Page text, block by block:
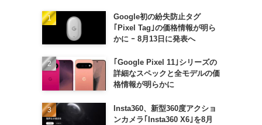
Google初の紛失防止タグ
｢Pixel Tag｣の価格情報が明ら
かに ｰ 8月13日に発表へ
｢Google Pixel 11｣シリーズの
詳細なスペックと全モデルの価
格情報が明らかに
Insta360、新型360度アクショ
ンカメラ｢Insta360 X6｣を8月